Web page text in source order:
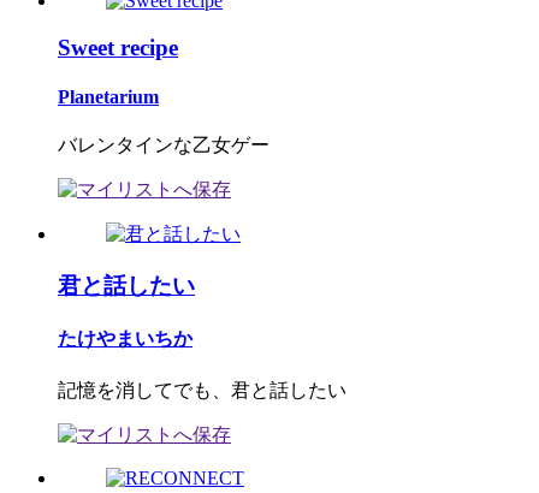
Sweet recipe
Planetarium
バレンタインな乙女ゲー
君と話したい
たけやまいちか
記憶を消してでも、君と話したい